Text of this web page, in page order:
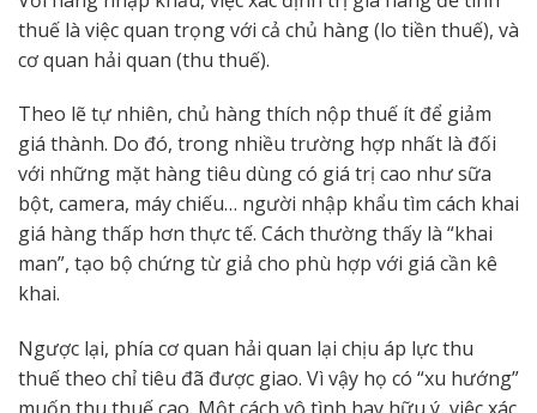
thuế là việc quan trọng với cả chủ hàng (lo tiền thuế), và
cơ quan hải quan (thu thuế).
Theo lẽ tự nhiên, chủ hàng thích nộp thuế ít để giảm
giá thành. Do đó, trong nhiều trường hợp nhất là đối
với những mặt hàng tiêu dùng có giá trị cao như sữa
bột, camera, máy chiếu… người nhập khẩu tìm cách khai
giá hàng thấp hơn thực tế. Cách thường thấy là “khai
man”, tạo bộ chứng từ giả cho phù hợp với giá cần kê
khai.
Ngược lại, phía cơ quan hải quan lại chịu áp lực thu
thuế theo chỉ tiêu đã được giao. Vì vậy họ có “xu hướng”